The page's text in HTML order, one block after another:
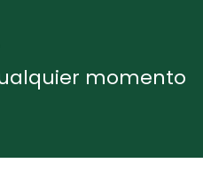
momento